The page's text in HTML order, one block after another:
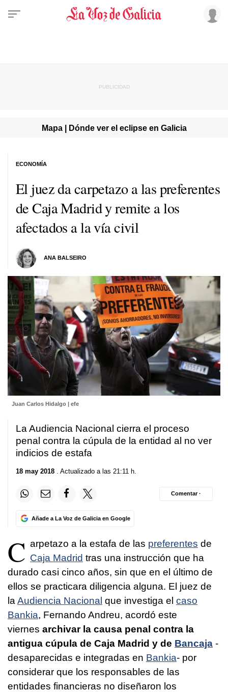
Mapa | Dónde ver el eclipse en Galicia
El juez da carpetazo a las preferentes
de Caja Madrid y remite a los
afectados a la vía civil
ANA BALSEIRO
ECONOMÍA
Juan Carlos Hidalgo | efe
La Audiencia Nacional cierra el proceso
penal contra la cúpula de la entidad al no ver
indicios de estafa
18 may 2018 . Actualizado a las 21:11 h.
Añade a La Voz de Galicia en Google
Comentar ·
C arpetazo a la estafa de las preferentes de
Caja Madrid tras una instrucción que ha
durado casi cinco años, sin que en el último de
ellos se practicara diligencia alguna. El juez de
la Audiencia Nacional que investiga el caso
Bankia, Fernando Andreu, acordó este
viernes archivar la causa penal contra la
antigua cúpula de Caja Madrid y de Bancaja -
desaparecidas e integradas en Bankia- por
considerar que los responsables de las
entidades financieras no diseñaron los